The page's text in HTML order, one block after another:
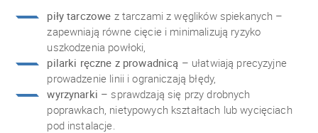
piły tarczowe z tarczami z węglików spiekanych –
zapewniają równe cięcie i minimalizują ryzyko
uszkodzenia powłoki,
pilarki ręczne z prowadnicą – ułatwiają precyzyjne
prowadzenie linii i ograniczają błędy,
wyrzynarki – sprawdzają się przy drobnych
poprawkach, nietypowych kształtach lub wycięciach
pod instalacje.